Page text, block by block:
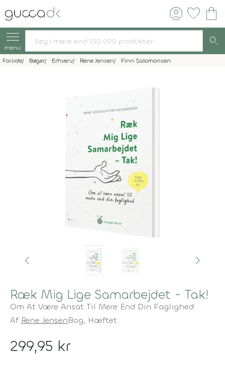
account_circle favorite shopping_bag
menu search
Forside Bøger Erhverv Rene Jensen Finn Salomonsen
Ræk Mig Lige Samarbejdet - Tak!
Om At Være Ansat Til Mere End Din Faglighed
Af Rene JensenBog, Hæftet
299,95 kr